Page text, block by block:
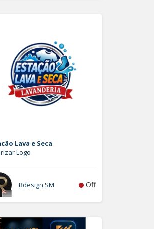
Lava e Seca
Logo
Rdesign SM Off